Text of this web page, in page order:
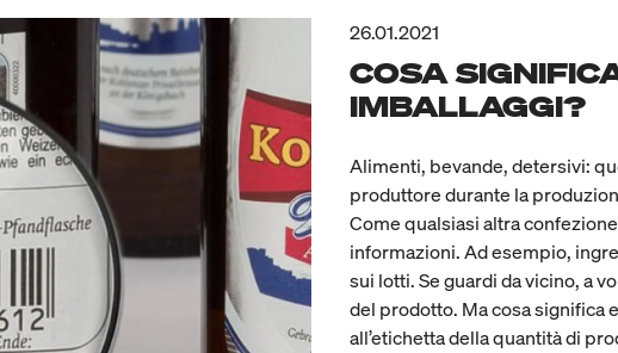
26.01.2021
COSA
IMBALLAGGI?
Alimenti, bevande, detersivi:
produttore durante la
Come qualsiasi altra
informazioni. Ad esempio,
sui lotti. Se guardi da vicino, a
del prodotto. Ma cosa significa
all’etichetta della quantità di